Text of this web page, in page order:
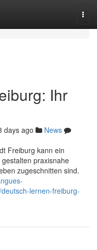
Ihr
days ago
News
Freiburg kann ein
praxisnahe
zugeschnitten sind.
lernen-freiburg-